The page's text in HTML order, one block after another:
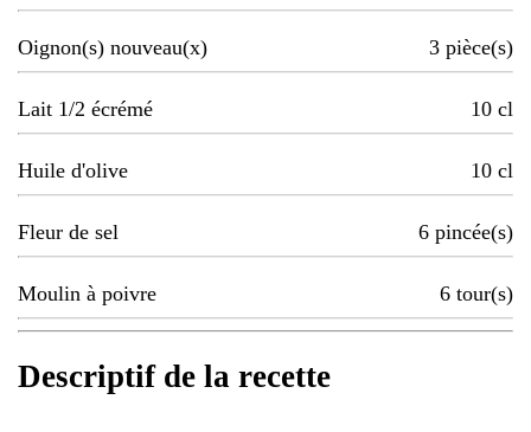
Oignon(s) nouveau(x) 3 pièce(s)
Lait 1/2 écrémé 10 cl
Huile d'olive 10 cl
Fleur de sel 6 pincée(s)
Moulin à poivre 6 tour(s)
Descriptif de la recette